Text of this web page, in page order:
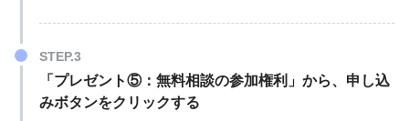
「プレゼント⑤：無料相談の参加権利」から、申し込
みボタンをクリックする